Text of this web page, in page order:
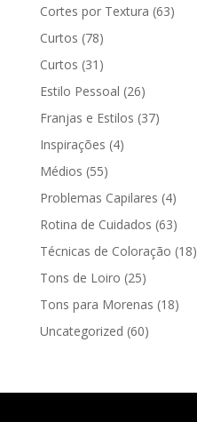
Cortes por Textura (63)
Curtos (78)
Curtos (31)
Estilo Pessoal (26)
Franjas e Estilos (37)
Inspirações (4)
Médios (55)
Problemas Capilares (4)
Rotina de Cuidados (63)
Técnicas de Coloração (18)
Tons de Loiro (25)
Tons para Morenas (18)
Uncategorized (60)